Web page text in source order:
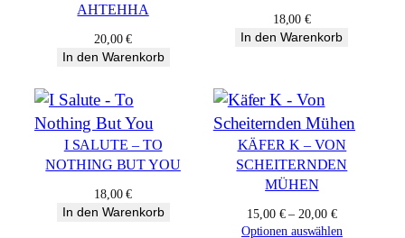
AНТЕННА
20,00€
In den Warenkorb
18,00€
In den Warenkorb
I SALUTE – TO
NOTHING BUT YOU
18,00€
In den Warenkorb
KÄFER K – VON
SCHEITERNDEN
MÜHEN
15,00 €– 20,00 €
Optionen auswählen